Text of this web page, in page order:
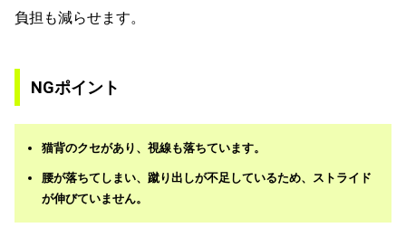
負担も減らせます。
NGポイント
猫背のクセがあり、視線も落ちています。
腰が落ちてしまい、蹴り出しが不足しているため、ストライド
が伸びていません。